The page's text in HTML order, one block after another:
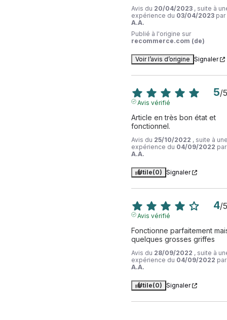
Avis du 20/04/2023 , suite à
expérience du 03/04/2023 par
A.A.
Publié à l'origine sur
recommerce.com (de)
Voir l’avis d’origine Signaler
5/5
Avis vérifié
Article en très bon état et
fonctionnel.
Avis du 25/10/2022 , suite à
expérience du 04/09/2022 par
A.A.
Utile(0) Signaler
4/5
Avis vérifié
Fonctionne parfaitement
quelques grosses griffes
Avis du 28/09/2022 , suite à
expérience du 04/09/2022 par
A.A.
Utile(0) Signaler